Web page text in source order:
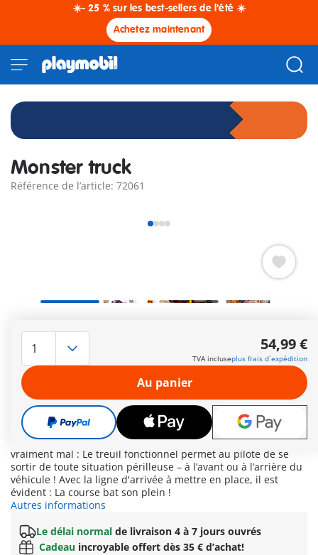
☀️- 25 % sur les best-sellers de l'été ☀️
Achetez maintenant
Monster truck
Référence de l’article: 72061
et cols de montagnes escarpés – rien n’arrête le pilote
américain ! Son puissant pick-up tout-terrain est prêt pour
chaque étape de la légendaire course « Ring of Fire ». Sur le
porte-bagages du toit se trouve une caisse à outils bien
attachée sous un filet flexible. L’arrière offre un compartiment
de rangement supplémentaire. Les deux plaques perforées
robustes fixées sur le garde-corps se transforment en ponts
mobiles en cours de route, pour aider à franchir même les
ravins les plus profonds. Et si jamais les choses tournaient
vraiment mal : Le treuil fonctionnel permet au pilote de se
sortir de toute situation périlleuse – à l’avant ou à l’arrière du
véhicule ! Avec la ligne d'arrivée à mettre en place, il est
évident : La course bat son plein !
Autres informations
Le délai normal de livraison 4 à 7 jours ouvrés
Cadeau incroyable offert dès 35 € d’achat!
54,99 €
TVA incluseplus frais d´expédition
Au panier